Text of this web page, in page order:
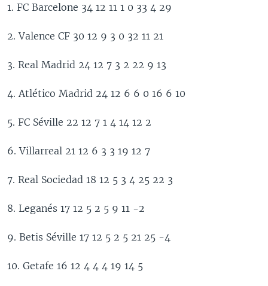
1. FC Barcelone 34 12 11 1 0 33 4 29
2. Valence CF 30 12 9 3 0 32 11 21
3. Real Madrid 24 12 7 3 2 22 9 13
4. Atlético Madrid 24 12 6 6 0 16 6 10
5. FC Séville 22 12 7 1 4 14 12 2
6. Villarreal 21 12 6 3 3 19 12 7
7. Real Sociedad 18 12 5 3 4 25 22 3
8. Leganés 17 12 5 2 5 9 11 -2
9. Betis Séville 17 12 5 2 5 21 25 -4
10. Getafe 16 12 4 4 4 19 14 5